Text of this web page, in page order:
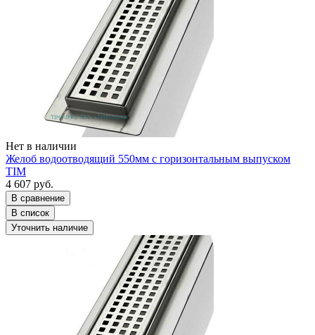
Нет в наличии
Желоб водоотводящий 550мм с горизонтальным выпуском
TIM
4 607 руб.
В сравнение
В список
Уточнить наличие